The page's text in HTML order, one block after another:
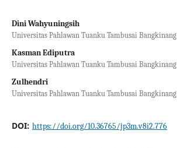
Dini Wahyuningsih
Universitas Pahlawan Tuanku Tambusai Bangkinang
Kasman Ediputra
Universitas Pahlawan Tuanku Tambusai Bangkinang
Zulhendri
Universitas Pahlawan Tuanku Tambusai Bangkinang
DOI: https://doi.org/10.36765/jp3m.v8i2.776